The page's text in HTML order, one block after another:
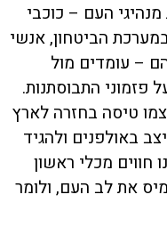
העם – כוכבי
הביטחון, אנשי
– עומדים מול
פזמוני התבוסתנות.
טיסה בחזרה לארץ
באולפנים ולהגיד
מכלי ראשון
את לב העם, ולומר